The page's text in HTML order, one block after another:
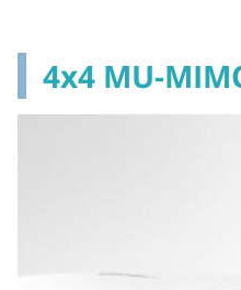
4x4 MU-